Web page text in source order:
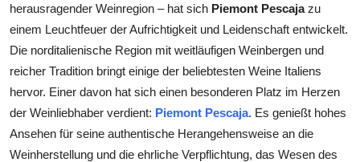
General
How To
Support Number
herausragender Weinregion – hat sich Piemont Pescajazu
einem Leuchtfeuer der Aufrichtigkeit und Leidenschaft entwickelt.
Die norditalienische Region mit weitläufigen Weinbergen und
reicher Tradition bringt einige der beliebtesten Weine Italiens
hervor. Einer davon hat sich einen besonderen Platz im Herzen
der Weinliebhaber verdient: Piemont Pescaja. Es genießt hohes
Ansehen für seine authentische Herangehensweise an die
Weinherstellung und die ehrliche Verpflichtung, das Wesen des